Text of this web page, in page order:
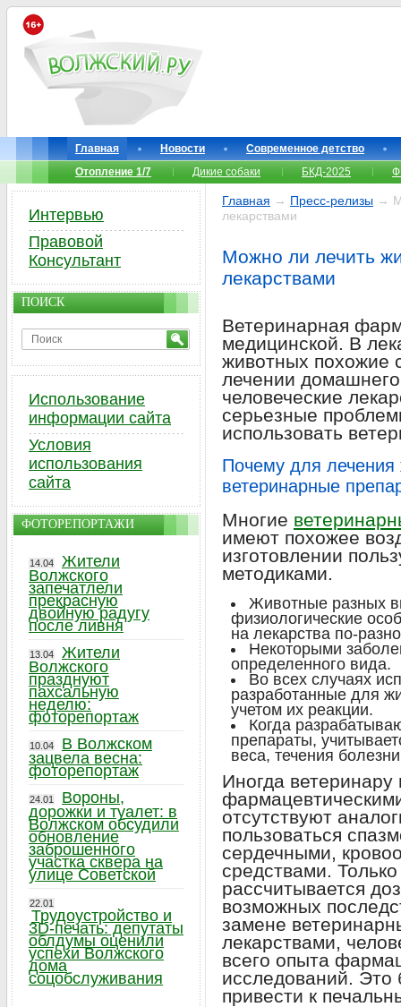
Главная Новости
Современное детство
Отопление 1/7
Дикие собаки БКД-2025
Главная → Пресс-релизы →
лекарствами
Можно ли лечить
лекарствами
Ветеринарная
медицинской. В
животных похожие
лечении
человеческие
серьезные
использовать
Почему для лечения
ветеринарные
Многие
имеют похожее
изготовлении
методиками.
Животные разных
физиологические
на лекарства по-
Некоторыми
определенного вида.
Во всех случаях
разработанные для
учетом их реакции.
Когда
препараты,
веса, течения
Иногда ветеринару
отсутствуют
пользоваться
сердечными,
средствами.
рассчитывается
возможных
замене
лекарствами,
всего опыта
исследований. Это
привести к
Интервью
Правовой
Консультант
ПОИСК
Использование
информации сайта
Условия
использования
сайта
ФОТОРЕПОРТАЖИ
14.04
Жители
Волжского
запечатлели
прекрасную
двойную радугу
после ливня
13.04
Жители
Волжского
празднуют
пахсальную
неделю:
фоторепортаж
10.04
В Волжском
зацвела весна:
фоторепортаж
24.01
Вороны,
дорожки и туалет: в
Волжском обсудили
обновление
заброшенного
участка сквера на
улице Советской
22.01
Трудоустройство и
3D-печать: депутаты
облдумы оценили
успехи Волжского
дома
соцобслуживания